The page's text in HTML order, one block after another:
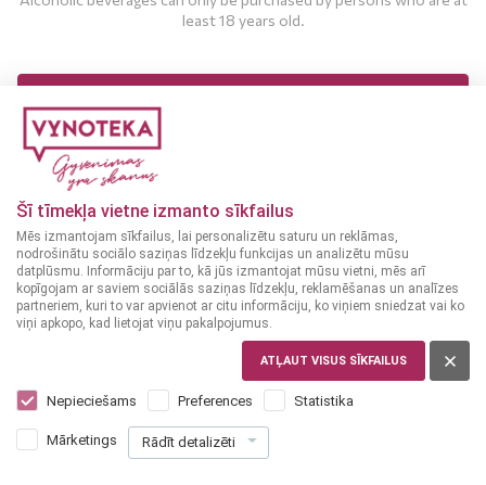
Šī tīmekļa vietne izmanto sīkfailus
Mēs izmantojam sīkfailus, lai personalizētu saturu un reklāmas,
nodrošinātu sociālo saziņas līdzekļu funkcijas un analizētu mūsu
datplūsmu. Informāciju par to, kā jūs izmantojat mūsu vietni, mēs arī
kopīgojam ar saviem sociālās saziņas līdzekļu, reklamēšanas un analīzes
partneriem, kuri to var apvienot ar citu informāciju, ko viņiem sniedzat vai ko
viņi apkopo, kad lietojat viņu pakalpojumus.
ATĻAUT VISUS SĪKFAILUS
Nepieciešams Preferences Statistika
Mārketings Rādīt detalizēti
least 18 years old.